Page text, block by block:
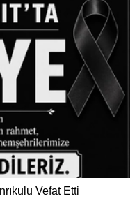
Vefat Etti